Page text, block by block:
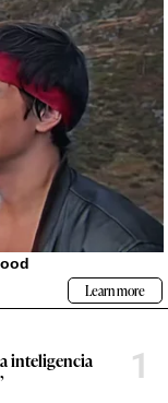
inteligencia
1